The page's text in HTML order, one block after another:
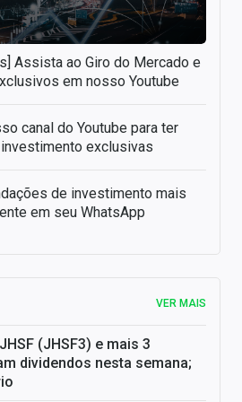
Assista ao Giro do Mercado e
em nosso Youtube
canal do Youtube para ter
exclusivas
de investimento mais
em seu WhatsApp
VER MAIS
(JHSF3) e mais 3
dividendos nesta semana;